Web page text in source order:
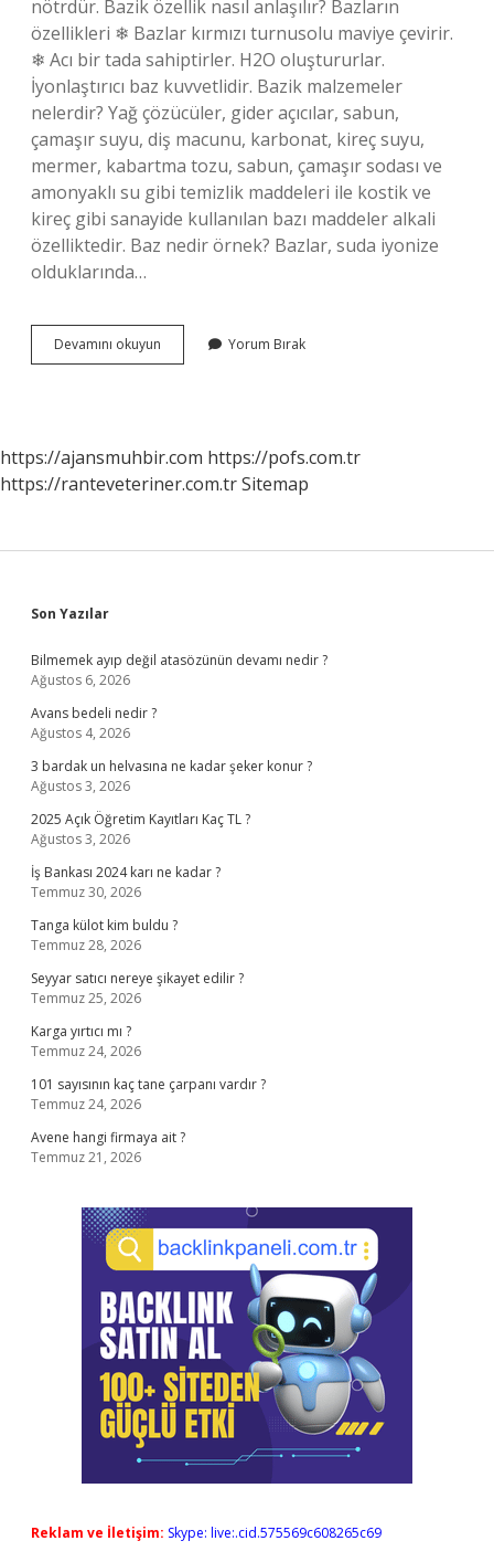
nötrdür. Bazik özellik nasıl anlaşılır? Bazların
özellikleri ❄ Bazlar kırmızı turnusolu maviye çevirir.
❄ Acı bir tada sahiptirler. H2O oluştururlar.
İyonlaştırıcı baz kuvvetlidir. Bazik malzemeler
nelerdir? Yağ çözücüler, gider açıcılar, sabun,
çamaşır suyu, diş macunu, karbonat, kireç suyu,
mermer, kabartma tozu, sabun, çamaşır sodası ve
amonyaklı su gibi temizlik maddeleri ile kostik ve
kireç gibi sanayide kullanılan bazı maddeler alkali
özelliktedir. Baz nedir örnek? Bazlar, suda iyonize
olduklarında…
Devamını okuyun
Yapı
Yorum Bırak
https://ajansmuhbir.com https://pofs.com.tr
https://ranteveteriner.com.trSitemap
Sidebar
Son Yazılar
Bilmemek ayıp değil atasözünün devamı nedir ?
Ağustos 6, 2026
Avans bedeli nedir ?
Ağustos 4, 2026
3 bardak un helvasına ne kadar şeker konur ?
Ağustos 3, 2026
2025 Açık Öğretim Kayıtları Kaç TL ?
Ağustos 3, 2026
İş Bankası 2024 karı ne kadar ?
Temmuz 30, 2026
Tanga külot kim buldu ?
Temmuz 28, 2026
Seyyar satıcı nereye şikayet edilir ?
Temmuz 25, 2026
Karga yırtıcı mı ?
Temmuz 24, 2026
101 sayısının kaç tane çarpanı vardır ?
Temmuz 24, 2026
Avene hangi firmaya ait ?
Temmuz 21, 2026
Reklam ve İletişim: Skype: live:.cid.575569c608265c69